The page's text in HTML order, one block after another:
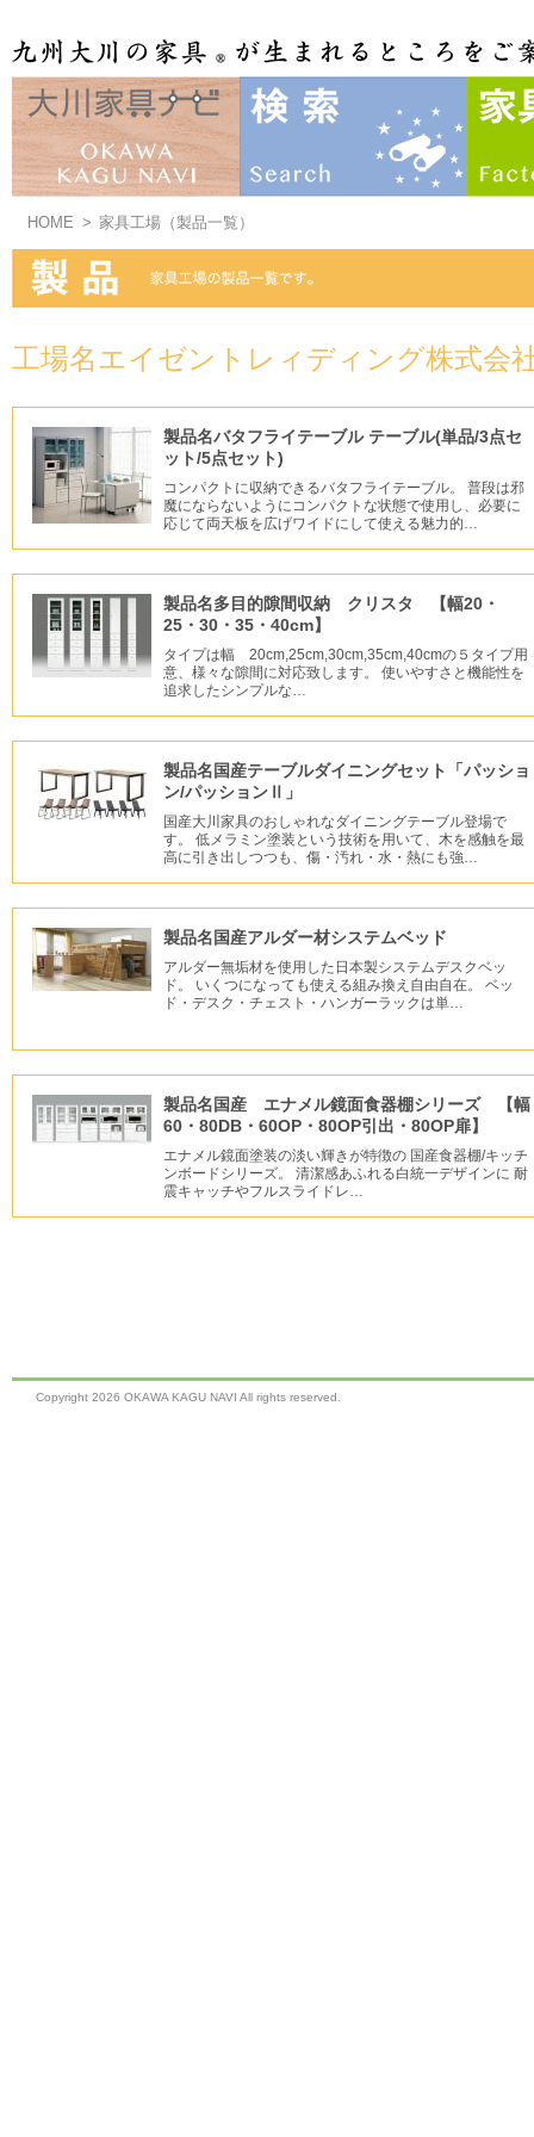
HOME > 家具工場（製品一覧）
工場名エイゼントレィディング株式会
製品名バタフライテーブル テーブル(単品/3点セ
ット/5点セット)
コンパクトに収納できるバタフライテーブル。 普段は邪
魔にならないようにコンパクトな状態で使用し、必要に
応じて両天板を広げワイドにして使える魅力的…
製品名多目的隙間収納 クリスタ 【幅20・
25・30・35・40cm】
タイプは幅 20cm,25cm,30cm,35cm,40cmの５タイプ用
意、様々な隙間に対応致します。 使いやすさと機能性を
追求したシンプルな…
製品名国産テーブルダイニングセット「パッショ
ン/パッションⅡ」
国産大川家具のおしゃれなダイニングテーブル登場で
す。 低メラミン塗装という技術を用いて、木を感触を最
高に引き出しつつも、傷・汚れ・水・熱にも強…
製品名国産アルダー材システムベッド
アルダー無垢材を使用した日本製システムデスクベッ
ド。 いくつになっても使える組み換え自由自在。 ベッ
ド・デスク・チェスト・ハンガーラックは単…
製品名国産 エナメル鏡面食器棚シリーズ 【幅
60・80DB・60OP・80OP引出・80OP扉】
エナメル鏡面塗装の淡い輝きが特徴の 国産食器棚/キッチ
ンボードシリーズ。 清潔感あふれる白統一デザインに 耐
震キャッチやフルスライドレ…
Copyright 2026 OKAWA KAGU NAVI All rights reserved.